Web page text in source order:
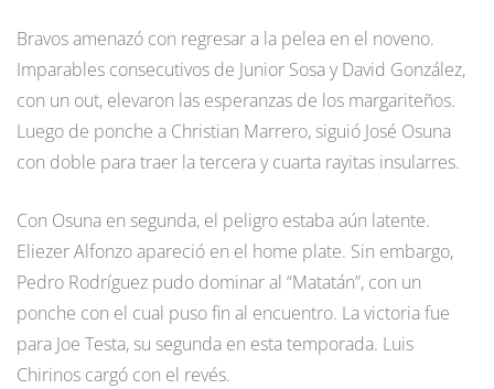
Bravos amenazó con regresar a la pelea en el noveno.
Imparables consecutivos de Junior Sosa y David González,
con un out, elevaron las esperanzas de los margariteños.
Luego de ponche a Christian Marrero, siguió José Osuna
con doble para traer la tercera y cuarta rayitas insularres.
Con Osuna en segunda, el peligro estaba aún latente.
Eliezer Alfonzo apareció en el home plate. Sin embargo,
Pedro Rodríguez pudo dominar al “Matatán”, con un
ponche con el cual puso fin al encuentro. La victoria fue
para Joe Testa, su segunda en esta temporada. Luis
Chirinos cargó con el revés.